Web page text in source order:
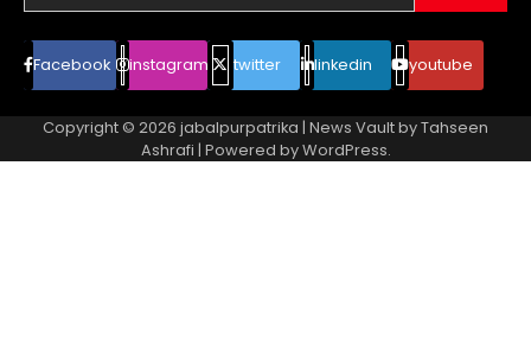
Facebook instagram twitter linkedin youtube
Copyright © 2026 jabalpurpatrika | News Vault byTahseen
Ashrafi | Powered byWordPress.